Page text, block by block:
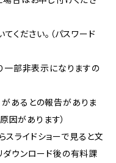
ださい。（パスワード
部非表示になりますの
あるとの報告がありま
因があります）
ライドショーで見ると文
ダウンロード後の有料課